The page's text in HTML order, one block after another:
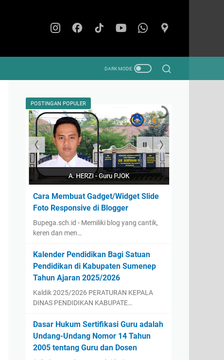
POSTINGAN POPULER
Cara Membuat Gadget/Widget Slide
Foto Responsive di Blogger
Bupega.sch.id - Memiliki blog yang cantik,
keren dan men…
Kalender Pendidikan Bagi Satuan
Pendidikan di Kabupaten Sumenep
Tahun Ajaran 2025/2026
Kaldik 2025/2026 PERATURAN KEPALA
DINAS PENDIDIKAN KABUPATE…
Dasar Hukum Sertifikasi Guru adalah
Undang-Undang Nomor 14 Tahun
2005 tentang Guru dan Dosen